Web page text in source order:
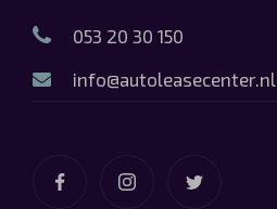
053 20 30 150
info@autoleasecenter.nl